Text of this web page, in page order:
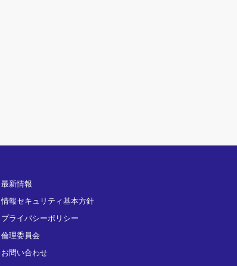
最新情報
情報セキュリティ基本方針
プライバシーポリシー
倫理委員会
お問い合わせ